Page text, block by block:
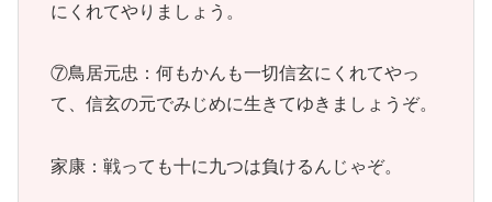
にくれてやりましょう。
⑦鳥居元忠：何もかんも一切信玄にくれてやっ
て、信玄の元でみじめに生きてゆきましょうぞ。
家康：戦っても十に九つは負けるんじゃぞ。